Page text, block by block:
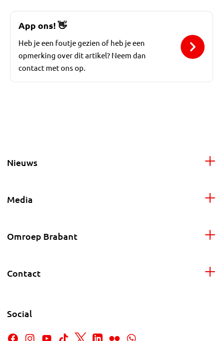
App ons!👋
Heb je een foutje gezien of heb je een
opmerking over dit artikel? Neem dan
contact met ons op.
Nieuws
Media
Omroep Brabant
Contact
Social